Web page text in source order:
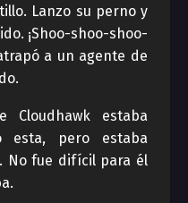
Lanzo su perno y
¡Shoo-shoo-shoo-
a un agente de
estaba
esta, pero estaba
No fue difícil para él